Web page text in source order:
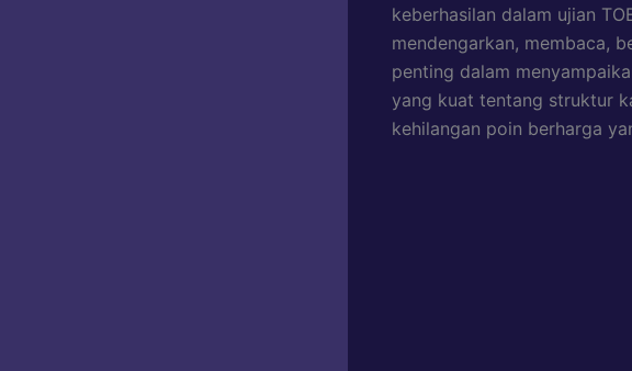
keberhasilan dalam ujian
mendengarkan, membaca,
penting dalam
yang kuat tentang struktur
kehilangan poin berharga